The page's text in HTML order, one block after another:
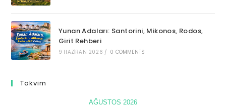
Yunan Adaları: Santorini, Mikonos, Rodos,
Girit Rehberi
9 HAZIRAN 2026 / 0 COMMENTS
Takvim
AĞUSTOS 2026